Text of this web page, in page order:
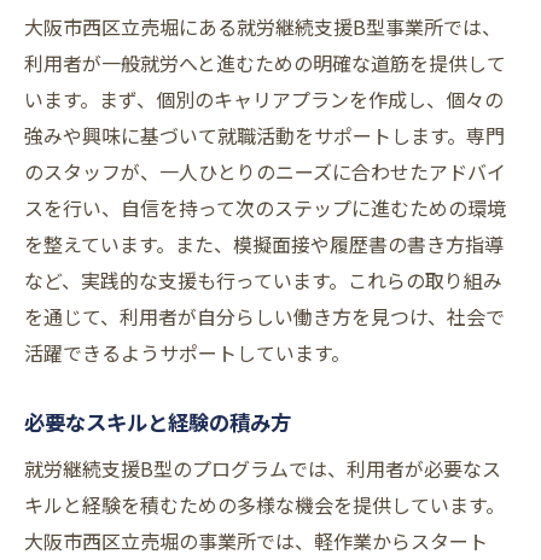
大阪市西区立売堀にある就労継続支援B型事業所では、
利用者が一般就労へと進むための明確な道筋を提供して
います。まず、個別のキャリアプランを作成し、個々の
強みや興味に基づいて就職活動をサポートします。専門
のスタッフが、一人ひとりのニーズに合わせたアドバイ
スを行い、自信を持って次のステップに進むための環境
を整えています。また、模擬面接や履歴書の書き方指導
など、実践的な支援も行っています。これらの取り組み
を通じて、利用者が自分らしい働き方を見つけ、社会で
活躍できるようサポートしています。
必要なスキルと経験の積み方
就労継続支援B型のプログラムでは、利用者が必要なス
キルと経験を積むための多様な機会を提供しています。
大阪市西区立売堀の事業所では、軽作業からスタート